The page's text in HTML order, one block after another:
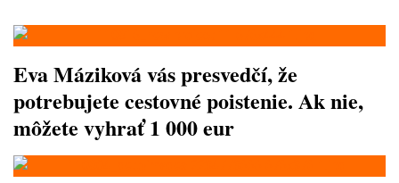
Eva Máziková vás presvedčí, že
potrebujete cestovné poistenie. Ak nie,
môžete vyhrať 1 000 eur